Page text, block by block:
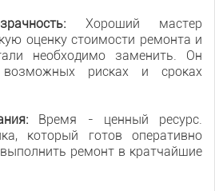
Хороший мастер
оценку стоимости ремонта и
необходимо заменить. Он
рисках и сроках
Время - ценный ресурс.
который готов оперативно
ремонт в кратчайшие